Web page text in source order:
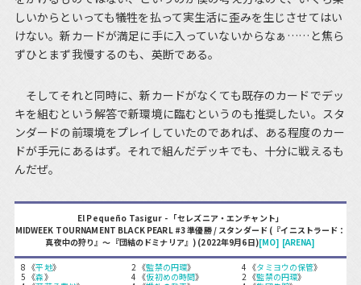
しいからといっても犠牲を払って実生活に歪みを生じさせてはい
けない。新カードが満足に手に入っていないからなぁ……と焦ら
ずひとまず我慢するのも、英断である。
そしてそれと同時に、新カードがなくても既存のカードでデッ
キを組むという解答で新環境に臨むというのも推奨したい。スタ
ンダードの前環境をプレイしていたのであれば、ある程度のカー
ドが手元にあるはず。それで組んだデッキでも、十分に戦えるも
んだぜ。
El Pequeño Tasigur - 「セレズニア・エンチャント」
MIDWEEK TOURNAMENT BLACK PEARL #3 準優勝 / スタンダード (『イニストラード：
真夜中の狩り』～『団結のドミナリア』) (2022年9月6日)[MO] [ARENA]
8 《平地》
5 《森》
2 《監禁の円環》
4 《仮初めの時間》
4 《タミヨウの保管》
2 《監禁の円環》